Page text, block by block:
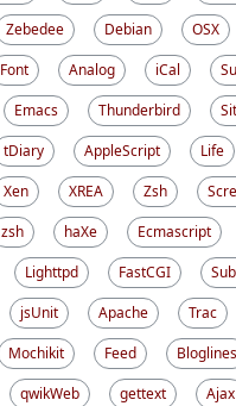
Zebedee
Debian OSX
Font
Analog iCal
Emacs
Thunderbird
tDiary
AppleScript Life
Xen
XREA Zsh
zsh
haXe Ecmascript
Lighttpd
FastCGI
jsUnit
Apache Trac
Mochikit
Feed Bloglines
qwikWeb
gettext Ajax